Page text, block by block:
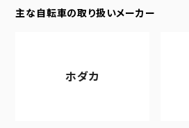
主な自転車の取り扱いメーカー
ホダカ